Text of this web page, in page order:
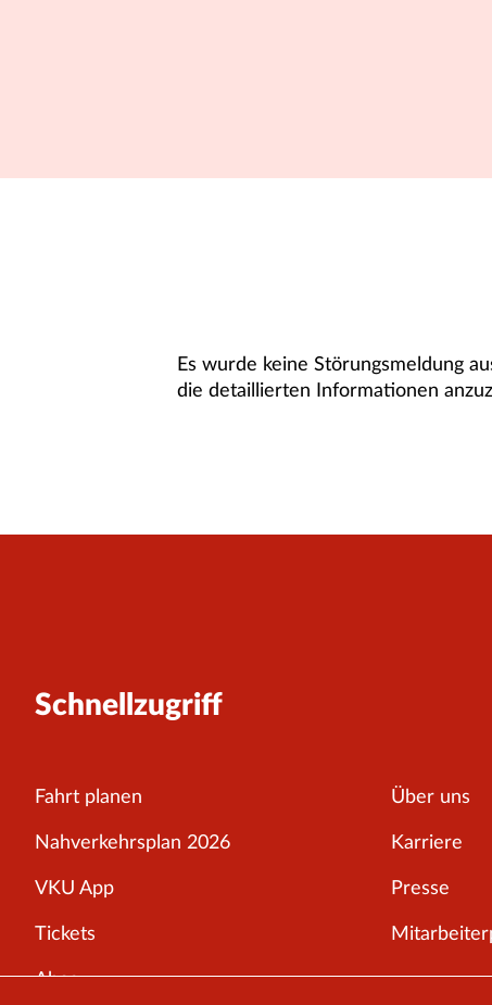
Es wurde keine Störungsmeldung
die detaillierten Informationen
Schnellzugriff
Fahrt planen
Nahverkehrsplan 2026
VKU App
Tickets
Abos
Über uns
Karriere
Presse